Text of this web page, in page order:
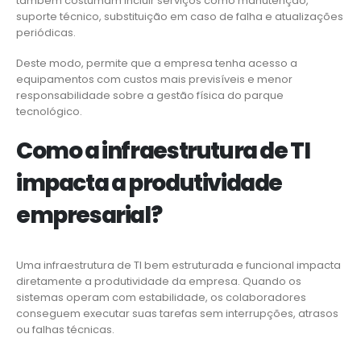
suporte técnico, substituição em caso de falha e atualizações
periódicas.
Deste modo, permite que a empresa tenha acesso a
equipamentos com custos mais previsíveis e menor
responsabilidade sobre a gestão física do parque
tecnológico.
Como a infraestrutura de TI
impacta a produtividade
empresarial?
Uma infraestrutura de TI bem estruturada e funcional impacta
diretamente a produtividade da empresa. Quando os
sistemas operam com estabilidade, os colaboradores
conseguem executar suas tarefas sem interrupções, atrasos
ou falhas técnicas.